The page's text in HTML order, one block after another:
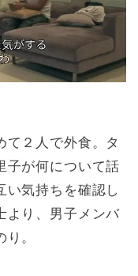
て２人で外食。タ
子が何について話
い気持ちを確認し
より、男子メンバ
。